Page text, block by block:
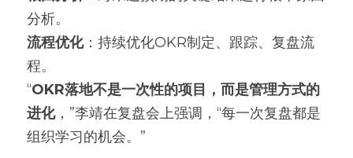
分析。
流程优化：持续优化OKR制定、跟踪、复盘流
程。
“OKR落地不是一次性的项目，而是管理方式的
进化，”李靖在复盘会上强调，“每一次复盘都是
组织学习的机会。”